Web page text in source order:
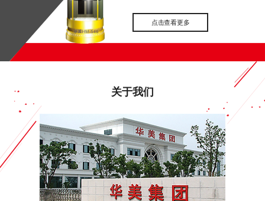
点击查看更多
关于我们